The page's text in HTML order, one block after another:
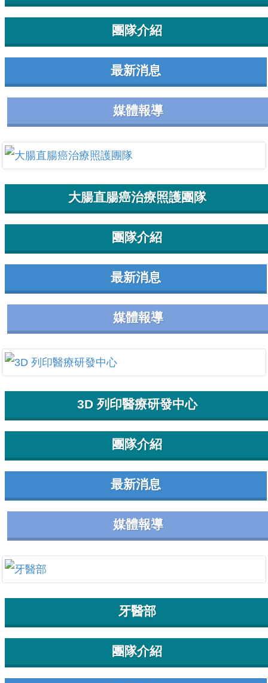
團隊介紹
最新消息
媒體報導
大腸直腸癌治療照護團隊
團隊介紹
最新消息
媒體報導
3D 列印醫療研發中心
團隊介紹
最新消息
媒體報導
牙醫部
團隊介紹